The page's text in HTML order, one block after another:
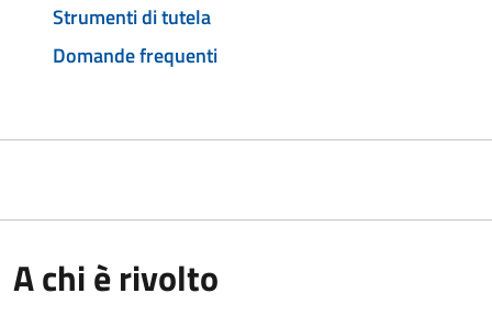
Strumenti di tutela
Domande frequenti
A chi è rivolto